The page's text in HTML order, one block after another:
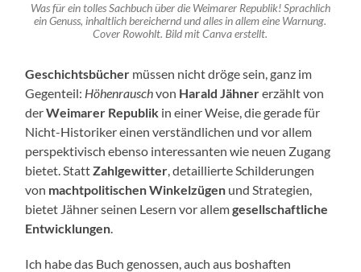
Was für ein tolles Sachbuch über die Weimarer Republik! Sprachlich
ein Genuss, inhaltlich bereichernd und alles in allem eine Warnung.
Cover Rowohlt. Bild mit Canva erstellt.
Geschichtsbücher müssen nicht dröge sein, ganz im
Gegenteil: Höhenrauschvon Harald Jähnererzählt von
derWeimarer Republik in einer Weise, die gerade für
Nicht-Historiker einen verständlichen und vor allem
perspektivisch ebenso interessanten wie neuen Zugang
bietet. StattZahlgewitter , detaillierte Schilderungen
von machtpolitischen Winkelzügen und Strategien,
bietet Jähner seinen Lesern vor allemgesellschaftliche
Entwicklungen
Ich habe das Buch genossen, auch aus boshaften